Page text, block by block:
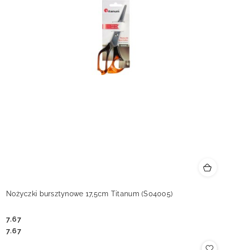
Nożyczki bursztynowe 17,5cm Titanum (S04005)
Cena:
7.67
Cena:
7.67